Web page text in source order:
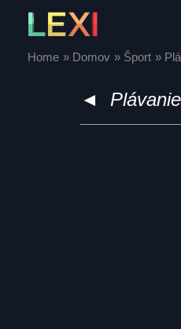
contentHome Domov Šport
◄ Plávanie